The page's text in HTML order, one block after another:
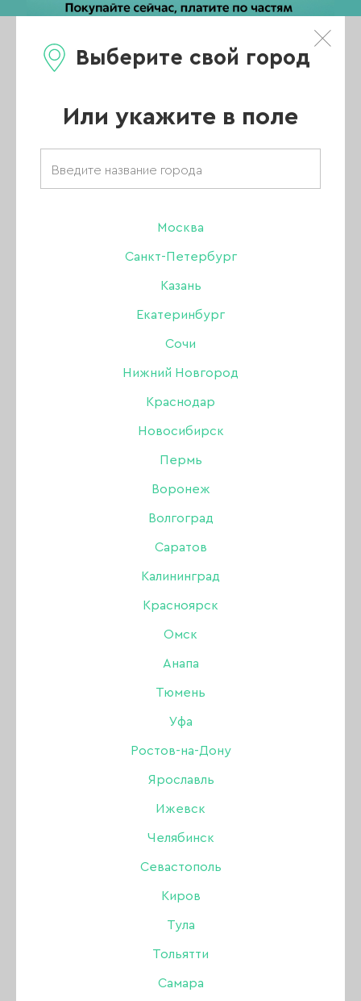
Выберите свой город
Или укажите в поле
Москва
Санкт-Петербург
Казань
Екатеринбург
Сочи
Нижний Новгород
Краснодар
Новосибирск
Пермь
Воронеж
Волгоград
Саратов
Калининград
Красноярск
Омск
Анапа
Тюмень
Уфа
Ростов-на-Дону
Ярославль
Ижевск
Челябинск
Севастополь
Киров
Тула
Тольятти
Самара
Каталог
Главная/
Каталог/
Акригель, полигель/
Patrisa Nail комби гель/
камуфлирующий 3, 30
В наличии в магазинах